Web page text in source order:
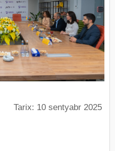
Tarix: 10 sentyabr 2025